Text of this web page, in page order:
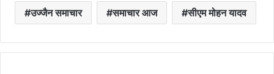
उज्जैन समाचार समाचार आज सीएम मोहन यादव